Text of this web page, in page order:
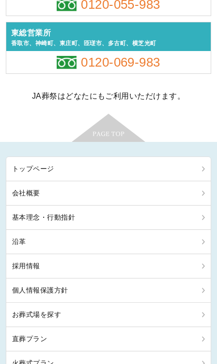
0120-055-983
東総営業所
香取市、神崎町、東庄町、匝瑳市、多古町、横芝光町
0120-069-983
JA葬祭はどなたにもご利用いただけます。
トップページ
会社概要
基本理念・行動指針
沿革
採用情報
個人情報保護方針
お葬式場を探す
直葬プラン